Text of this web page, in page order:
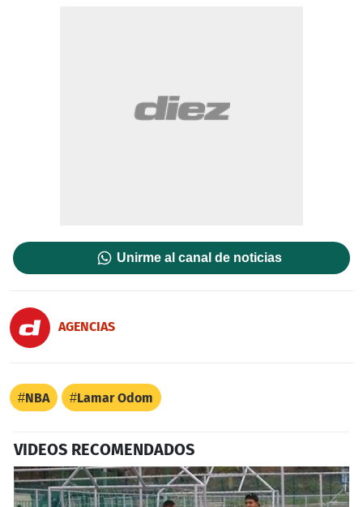
Unirme al canal de noticias
AGENCIAS
NBA Lamar Odom
VIDEOS RECOMENDADOS